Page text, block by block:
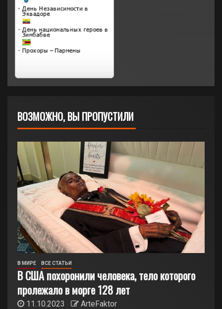
ВОЗМОЖНО, ВЫ ПРОПУСТИЛИ
В МИРЕ ВСЕ СТАТЬИ
В США похоронили человека, тело которого
пролежало в морге 128 лет
11.10.2023 ArteFaktor